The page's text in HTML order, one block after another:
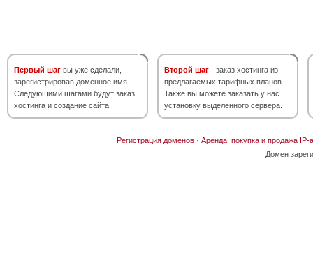
Первый шаг вы уже сделали,
зарегистрировав доменное имя.
Следующими шагами будут заказ
хостинга и создание сайта.
Второй шаг - заказ хостинга из
предлагаемых тарифных планов.
Также вы можете заказать у нас
установку выделенного сервера.
Регистрация доменов· Аренда, покупка и продажа IP-
Домен